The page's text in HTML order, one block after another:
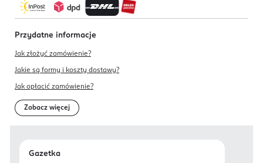
Przydatne informacje
Jak złożyć zamówienie?
Jakie są formy i koszty dostawy?
Jak opłacić zamówienie?
Zobacz więcej
Gazetka